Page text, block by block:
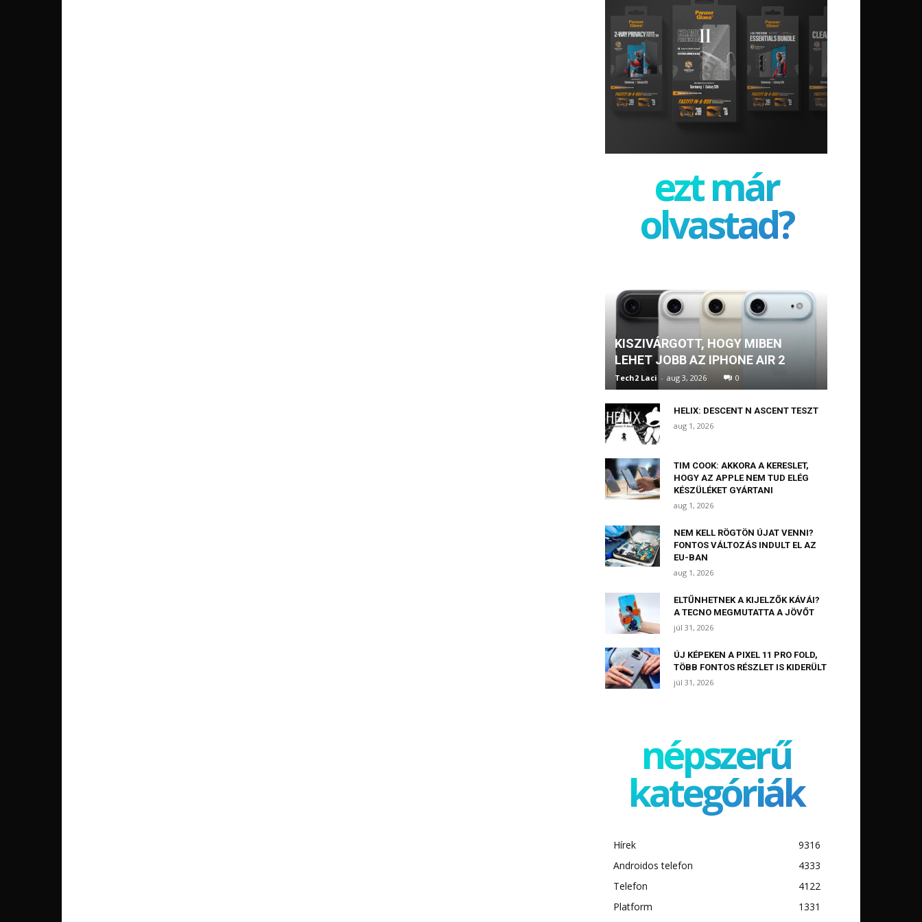
ezt már
olvastad?
KISZIVÁRGOTT, HOGY MIBEN
LEHET JOBB AZ IPHONE AIR 2
Tech2 Laci - aug 3, 2026 0
HELIX: DESCENT N ASCENT TESZT
aug 1, 2026
TIM COOK: AKKORA A KERESLET,
HOGY AZ APPLE NEM TUD ELÉG
KÉSZÜLÉKET GYÁRTANI
aug 1, 2026
NEM KELL RÖGTÖN ÚJAT VENNI?
FONTOS VÁLTOZÁS INDULT EL AZ
EU-BAN
aug 1, 2026
ELTŰNHETNEK A KIJELZŐK KÁVÁI?
A TECNO MEGMUTATTA A JÖVŐT
júl 31, 2026
ÚJ KÉPEKEN A PIXEL 11 PRO FOLD,
TÖBB FONTOS RÉSZLET IS KIDERÜLT
júl 31, 2026
népszerű
kategóriák
Hírek
9316
Androidos telefon
4333
Telefon
4122
Platform
1331